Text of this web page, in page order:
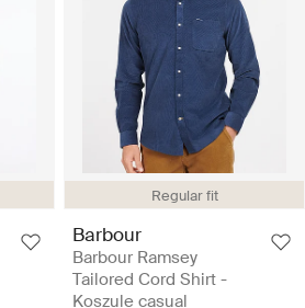
Regular fit
Barbour
Barbour Ramsey
Tailored Cord Shirt -
Koszule casual